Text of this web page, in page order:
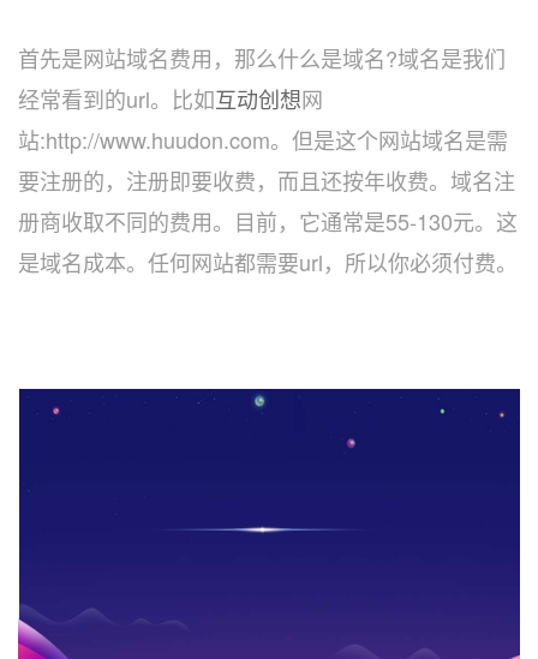
首先是网站域名费用，那么什么是域名?域名是我们
经常看到的url。比如互动创想网
站:http://www.huudon.com。但是这个网站域名是需
要注册的，注册即要收费，而且还按年收费。域名注
册商收取不同的费用。目前，它通常是55-130元。这
是域名成本。任何网站都需要url，所以你必须付费。